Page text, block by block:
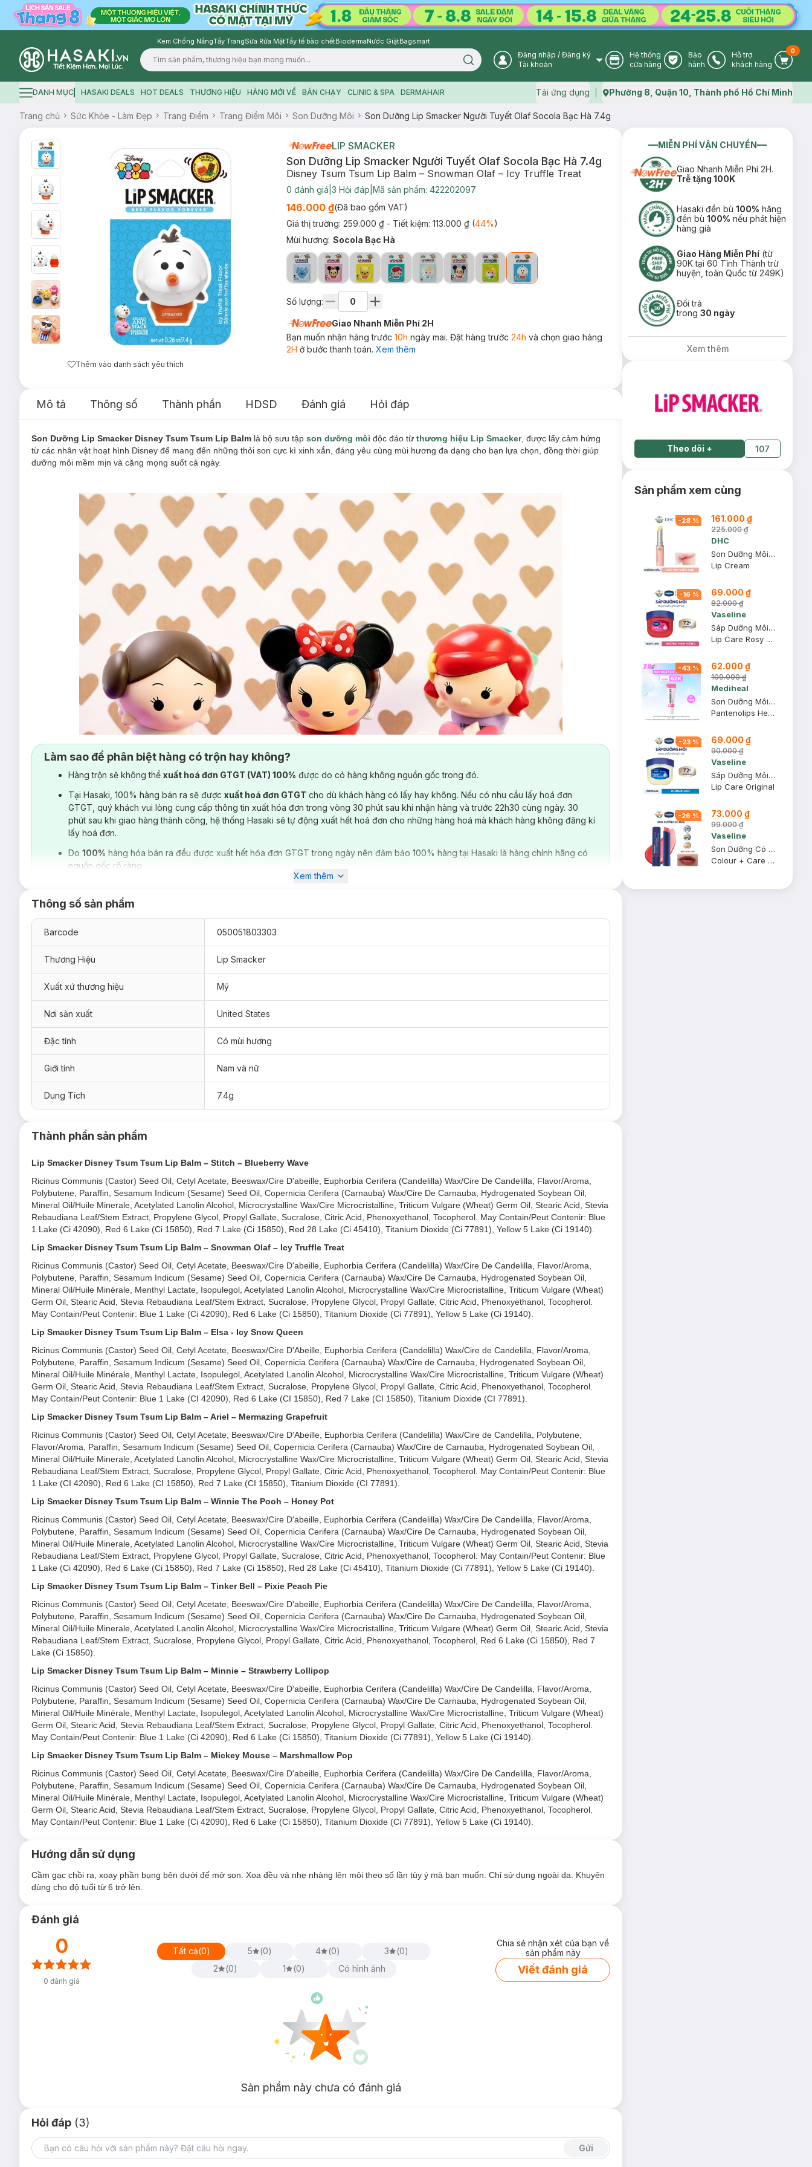
Kem Chống NắngTẩy TrangSữa Rửa MặtTẩy tế bào chếtBiodermaNước GiặtBagsmart
Logo
Search icon User Icon
Đăng nhập / Đăng ký
Tài khoản
Store Icon
Hệ thống
cửa hàng
Warranty Icon
Bảo
hành
Phone Icon
Hỗ trợ
khách hàng
Cart
0
Hamburger icon
DANH MỤC HASAKI DEALS HOT DEALS THƯƠNG HIỆU HÀNG MỚI VỀ BÁN CHẠY CLINIC & SPA DERMAHAIR Tải ứng dụng Map icon
Phường 8, Quận 10, Thành phố Hồ Chí Minh
Trang chủ Sức Khỏe - Làm Đẹp Trang Điểm Trang Điểm Môi Son Dưỡng Môi Son Dưỡng Lip Smacker Người Tuyết Olaf Socola Bạc Hà 7.4g
Thêm vào danh sách yêu thích
LIP SMACKER
Son Dưỡng Lip Smacker Người Tuyết Olaf Socola Bạc Hà 7.4g
Disney Tsum Tsum Lip Balm – Snowman Olaf – Icy Truffle Treat
0 đánh giá 3 Hỏi đáp Mã sản phẩm: 422202097
146.000 ₫(Đã bao gồm VAT)
Giá thị trường: 259.000 ₫ - Tiết kiệm: 113.000 ₫(44%)
Mùi hương: Socola Bạc Hà
Số lượng:
Giao Nhanh Miễn Phí 2H
Bạn muốn nhận hàng trước 10h ngày mai. Đặt hàng trước 24h và chọn giao hàng
2H ở bước thanh toán. Xem thêm
Mô tả Thông số Thành phần HDSD Đánh giá Hỏi đáp
Son Dưỡng Lip Smacker Disney Tsum Tsum Lip Balm là bộ sưu tập son dưỡng môi độc đáo từ thương hiệu Lip Smacker, được lấy cảm hứng
từ các nhân vật hoạt hình Disney để mang đến những thỏi son cực kì xinh xắn, đáng yêu cùng mùi hương đa dạng cho bạn lựa chọn, đồng thời giúp
dưỡng môi mềm mịn và căng mọng suốt cả ngày.
Son Dưỡng Lip Smacker Disney Tsum Tsum Lip Balm hiện đã có mặt tại
Lip Smacker Disney Tsum Tsum Lip Balm – Stitch – Blueberry Wave:Chú Chó Stitch - Hương Việt Quất
Làm sao để phân biệt hàng có trộn hay không?
Hàng trộn sẽ không thể xuất hoá đơn GTGT (VAT) 100% được do có hàng không nguồn gốc trong đó.
Tại Hasaki, 100% hàng bán ra sẽ được xuất hoá đơn GTGT cho dù khách hàng có lấy hay không. Nếu có nhu cầu lấy hoá đơn
GTGT, quý khách vui lòng cung cấp thông tin xuất hóa đơn trong vòng 30 phút sau khi nhận hàng và trước 22h30 cùng ngày. 30
phút sau khi giao hàng thành công, hệ thống Hasaki sẽ tự động xuất hết hoá đơn cho những hàng hoá mà khách hàng không đăng kí
lấy hoá đơn.
Do 100% hàng hóa bán ra đều được xuất hết hóa đơn GTGT trong ngày nên đảm bảo 100% hàng tại Hasaki là hàng chính hãng có
nguồn gốc rõ ràng.
Xem thêm
Thông số sản phẩm
Barcode 050051803303
Thương Hiệu Lip Smacker
Xuất xứ thương hiệu Mỹ
Nơi sản xuất United States
Đặc tính Có mùi hương
Giới tính Nam và nữ
Dung Tích 7.4g
Thành phần sản phẩm
Lip Smacker Disney Tsum Tsum Lip Balm – Stitch – Blueberry Wave
Ricinus Communis (Castor) Seed Oil, Cetyl Acetate, Beeswax/Cire D'abeille, Euphorbia Cerifera (Candelilla) Wax/Cire De Candelilla, Flavor/Aroma,
Polybutene, Paraffin, Sesamum Indicum (Sesame) Seed Oil, Copernicia Cerifera (Carnauba) Wax/Cire De Carnauba, Hydrogenated Soybean Oil,
Mineral Oil/Huile Minerale, Acetylated Lanolin Alcohol, Microcrystalline Wax/Cire Microcristalline, Triticum Vulgare (Wheat) Germ Oil, Stearic Acid, Stevia
Rebaudiana Leaf/Stem Extract, Propylene Glycol, Propyl Gallate, Sucralose, Citric Acid, Phenoxyethanol, Tocopherol. May Contain/Peut Contenir: Blue
1 Lake (Ci 42090), Red 6 Lake (Ci 15850), Red 7 Lake (Ci 15850), Red 28 Lake (Ci 45410), Titanium Dioxide (Ci 77891), Yellow 5 Lake (Ci 19140).
Lip Smacker Disney Tsum Tsum Lip Balm – Snowman Olaf – Icy Truffle Treat
Ricinus Communis (Castor) Seed Oil, Cetyl Acetate, Beeswax/Cire D'abeille, Euphorbia Cerifera (Candelilla) Wax/Cire De Candelilla, Flavor/Aroma,
Polybutene, Paraffin, Sesamum Indicum (Sesame) Seed Oil, Copernicia Cerifera (Carnauba) Wax/Cire De Carnauba, Hydrogenated Soybean Oil,
Mineral Oil/Huile Minérale, Menthyl Lactate, Isopulegol, Acetylated Lanolin Alcohol, Microcrystalline Wax/Cire Microcristalline, Triticum Vulgare (Wheat)
Germ Oil, Stearic Acid, Stevia Rebaudiana Leaf/Stem Extract, Sucralose, Propylene Glycol, Propyl Gallate, Citric Acid, Phenoxyethanol, Tocopherol.
May Contain/Peut Contenir: Blue 1 Lake (Ci 42090), Red 6 Lake (Ci 15850), Titanium Dioxide (Ci 77891), Yellow 5 Lake (Ci 19140).
Lip Smacker Disney Tsum Tsum Lip Balm – Elsa - Icy Snow Queen
Ricinus Communis (Castor) Seed Oil, Cetyl Acetate, Beeswax/Cire D'Abeille, Euphorbia Cerifera (Candelilla) Wax/Cire de Candelilla, Flavor/Aroma,
Polybutene, Paraffin, Sesamum Indicum (Sesame) Seed Oil, Copernicia Cerifera (Carnauba) Wax/Cire de Carnauba, Hydrogenated Soybean Oil,
Mineral Oil/Huile Minérale, Menthyl Lactate, Isopulegol, Acetylated Lanolin Alcohol, Microcrystalline Wax/Cire Microcristalline, Triticum Vulgare (Wheat)
Germ Oil, Stearic Acid, Stevia Rebaudiana Leaf/Stem Extract, Sucralose, Propylene Glycol, Propyl Gallate, Citric Acid, Phenoxyethanol, Tocopherol.
May Contain/Peut Contenir: Blue 1 Lake (CI 42090), Red 6 Lake (CI 15850), Red 7 Lake (CI 15850), Titanium Dioxide (CI 77891).
Lip Smacker Disney Tsum Tsum Lip Balm – Ariel – Mermazing Grapefruit
Ricinus Communis (Castor) Seed Oil, Cetyl Acetate, Beeswax/Cire D'Abeille, Euphorbia Cerifera (Candelilla) Wax/Cire de Candelilla, Polybutene,
Flavor/Aroma, Paraffin, Sesamum Indicum (Sesame) Seed Oil, Copernicia Cerifera (Carnauba) Wax/Cire de Carnauba, Hydrogenated Soybean Oil,
Mineral Oil/Huile Minerale, Acetylated Lanolin Alcohol, Microcrystalline Wax/Cire Microcristalline, Triticum Vulgare (Wheat) Germ Oil, Stearic Acid, Stevia
Rebaudiana Leaf/Stem Extract, Sucralose, Propylene Glycol, Propyl Gallate, Citric Acid, Phenoxyethanol, Tocopherol. May Contain/Peut Contenir: Blue
1 Lake (CI 42090), Red 6 Lake (CI 15850), Red 7 Lake (CI 15850), Titanium Dioxide (CI 77891).
Lip Smacker Disney Tsum Tsum Lip Balm – Winnie The Pooh – Honey Pot
Ricinus Communis (Castor) Seed Oil, Cetyl Acetate, Beeswax/Cire D'abeille, Euphorbia Cerifera (Candelilla) Wax/Cire De Candelilla, Flavor/Aroma,
Polybutene, Paraffin, Sesamum Indicum (Sesame) Seed Oil, Copernicia Cerifera (Carnauba) Wax/Cire De Carnauba, Hydrogenated Soybean Oil,
Mineral Oil/Huile Minerale, Acetylated Lanolin Alcohol, Microcrystalline Wax/Cire Microcristalline, Triticum Vulgare (Wheat) Germ Oil, Stearic Acid, Stevia
Rebaudiana Leaf/Stem Extract, Propylene Glycol, Propyl Gallate, Sucralose, Citric Acid, Phenoxyethanol, Tocopherol. May Contain/Peut Contenir: Blue
1 Lake (Ci 42090), Red 6 Lake (Ci 15850), Red 7 Lake (Ci 15850), Red 28 Lake (Ci 45410), Titanium Dioxide (Ci 77891), Yellow 5 Lake (Ci 19140).
Lip Smacker Disney Tsum Tsum Lip Balm – Tinker Bell – Pixie Peach Pie
Ricinus Communis (Castor) Seed Oil, Cetyl Acetate, Beeswax/Cire D'abeille, Euphorbia Cerifera (Candelilla) Wax/Cire De Candelilla, Flavor/Aroma,
Polybutene, Paraffin, Sesamum Indicum (Sesame) Seed Oil, Copernicia Cerifera (Carnauba) Wax/Cire De Carnauba, Hydrogenated Soybean Oil,
Mineral Oil/Huile Minerale, Acetylated Lanolin Alcohol, Microcrystalline Wax/Cire Microcristalline, Triticum Vulgare (Wheat) Germ Oil, Stearic Acid, Stevia
Rebaudiana Leaf/Stem Extract, Sucralose, Propylene Glycol, Propyl Gallate, Citric Acid, Phenoxyethanol, Tocopherol, Red 6 Lake (Ci 15850), Red 7
Lake (Ci 15850).
Lip Smacker Disney Tsum Tsum Lip Balm – Minnie – Strawberry Lollipop
Ricinus Communis (Castor) Seed Oil, Cetyl Acetate, Beeswax/Cire D'abeille, Euphorbia Cerifera (Candelilla) Wax/Cire De Candelilla, Flavor/Aroma,
Polybutene, Paraffin, Sesamum Indicum (Sesame) Seed Oil, Copernicia Cerifera (Carnauba) Wax/Cire De Carnauba, Hydrogenated Soybean Oil,
Mineral Oil/Huile Minérale, Menthyl Lactate, Isopulegol, Acetylated Lanolin Alcohol, Microcrystalline Wax/Cire Microcristalline, Triticum Vulgare (Wheat)
Germ Oil, Stearic Acid, Stevia Rebaudiana Leaf/Stem Extract, Sucralose, Propylene Glycol, Propyl Gallate, Citric Acid, Phenoxyethanol, Tocopherol.
May Contain/Peut Contenir: Blue 1 Lake (Ci 42090), Red 6 Lake (Ci 15850), Titanium Dioxide (Ci 77891), Yellow 5 Lake (Ci 19140).
Lip Smacker Disney Tsum Tsum Lip Balm – Mickey Mouse – Marshmallow Pop
Ricinus Communis (Castor) Seed Oil, Cetyl Acetate, Beeswax/Cire D'abeille, Euphorbia Cerifera (Candelilla) Wax/Cire De Candelilla, Flavor/Aroma,
Polybutene, Paraffin, Sesamum Indicum (Sesame) Seed Oil, Copernicia Cerifera (Carnauba) Wax/Cire De Carnauba, Hydrogenated Soybean Oil,
Mineral Oil/Huile Minérale, Menthyl Lactate, Isopulegol, Acetylated Lanolin Alcohol, Microcrystalline Wax/Cire Microcristalline, Triticum Vulgare (Wheat)
Germ Oil, Stearic Acid, Stevia Rebaudiana Leaf/Stem Extract, Sucralose, Propylene Glycol, Propyl Gallate, Citric Acid, Phenoxyethanol, Tocopherol.
May Contain/Peut Contenir: Blue 1 Lake (Ci 42090), Red 6 Lake (Ci 15850), Titanium Dioxide (Ci 77891), Yellow 5 Lake (Ci 19140).
Hướng dẫn sử dụng
Cầm gạc chồi ra, xoay phần bụng bên dưới để mở son. Xoa đều và nhẹ nhàng lên môi theo số lần tùy ý mà bạn muốn. Chỉ sử dụng ngoài da. Khuyên
dùng cho độ tuổi từ 6 trở lên.
Đánh giá
0
0 đánh giá
Tất cả(0) 5 (0) 4 (0) 3 (0)
2
(0) 1 (0) Có hình ảnh
Chia sẻ nhận xét của bạn về
sản phẩm này
Viết đánh giá
Sản phẩm này chưa có đánh giá
Hỏi đáp (3)
Gửi
MIỄN PHÍ VẬN CHUYỂN
Giao Nhanh Miễn Phí 2H.
Trễ tặng 100K
Hasaki đền bù100% hãng
đền bù100% nếu phát hiện
hàng giả
Giao Hàng Miễn Phí (từ
90K tại 60 Tỉnh Thành trừ
huyện, toàn Quốc từ 249K)
Đổi trả
trong30 ngày
Xem thêm
Theo dõi + 107
Sản phẩm xem cùng
-28 % 161.000 ₫
225.000 ₫
DHC
Son Dưỡng Môi DHC Không Màu Hỗ Trợ Giảm Thâm Môi 1.5g
Lip Cream
-16 % 69.000 ₫
82.000 ₫
Vaseline
Sáp Dưỡng Môi Vaseline Hồng Xinh 7g
Lip Care Rosy Lips
-43% 62.000 ₫
109.000 ₫
Mediheal
Son Dưỡng Môi Mediheal Hỗ Trợ Mờ Thâm, Dưỡng Ẩm Ban Ngày 10ml
Pantenolips Healssence
-23 % 69.000 ₫
90.000 ₫
Vaseline
Sáp Dưỡng Môi Vaseline Mềm Mịn 7g
Lip Care Original
-26 % 73.000 ₫
99.000 ₫
Vaseline
Son Dưỡng Có Màu Vaseline Đỏ Tươi Tắn 3g
Colour + Care #Kissing Red